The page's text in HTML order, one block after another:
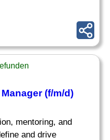
(f/m/d)
mentoring, and
and drive